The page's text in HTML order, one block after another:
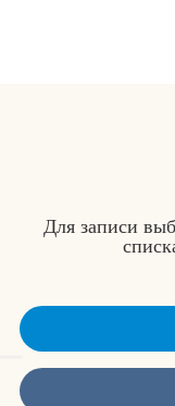
Для записи